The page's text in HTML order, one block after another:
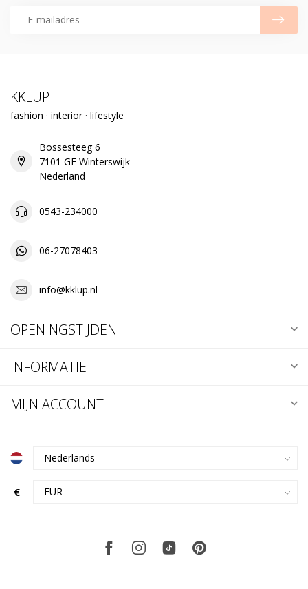
KKLUP
fashion · interior · lifestyle
Bossesteeg 6
7101 GE Winterswijk
Nederland
0543-234000
06-27078403
info@kklup.nl
OPENINGSTIJDEN
INFORMATIE
MIJN ACCOUNT
€